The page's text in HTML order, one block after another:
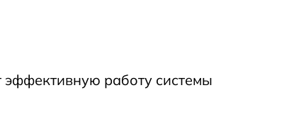
работу системы